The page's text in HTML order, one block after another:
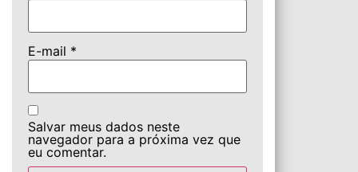
E-mail *
Salvar meus dados neste
navegador para a próxima vez que
eu comentar.